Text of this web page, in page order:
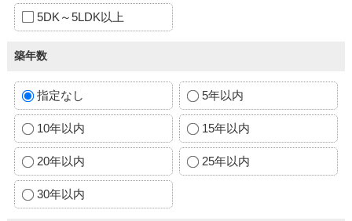
5DK～5LDK以上
築年数
指定なし 5年以内
10年以内 15年以内
20年以内 25年以内
30年以内